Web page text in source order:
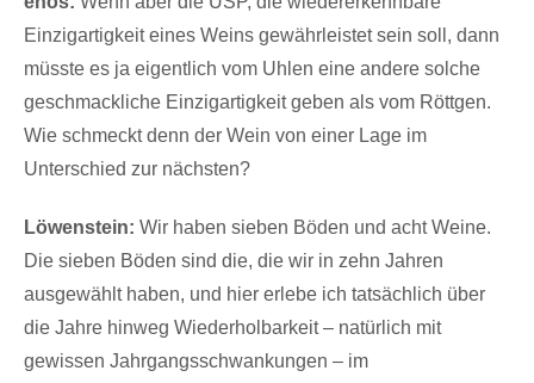
Einzigartigkeit eines Weins gewährleistet sein soll, dann
müsste es ja eigentlich vom Uhlen eine andere solche
geschmackliche Einzigartigkeit geben als vom Röttgen.
Wie schmeckt denn der Wein von einer Lage im
Unterschied zur nächsten?
Löwenstein: Wir haben sieben Böden und acht Weine.
Die sieben Böden sind die, die wir in zehn Jahren
ausgewählt haben, und hier erlebe ich tatsächlich über
die Jahre hinweg Wiederholbarkeit – natürlich mit
gewissen Jahrgangsschwankungen – im